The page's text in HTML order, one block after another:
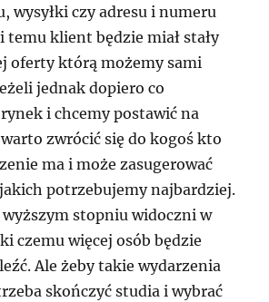
wysyłki czy adresu i numeru
temu klient będzie miał stały
oferty którą możemy sami
jednak dopiero co
i chcemy postawić na
zwrócić się do kogoś kto
ma i może zasugerować
potrzebujemy najbardziej.
stopniu widoczni w
czemu więcej osób będzie
Ale żeby takie wydarzenia
skończyć studia i wybrać